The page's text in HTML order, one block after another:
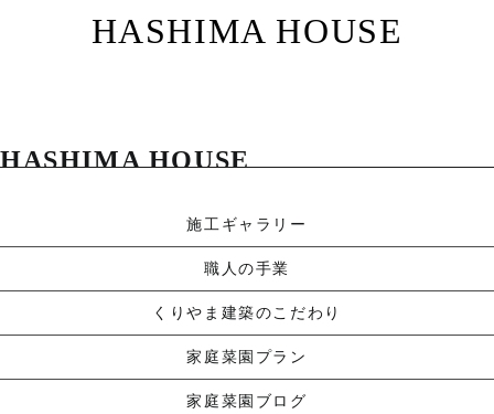
HASHIMA HOUSE
HASHIMA HOUSE
コメントはまだありません
|
Read More »
施工ギャラリー
職人の手業
くりやま建築のこだわり
家庭菜園プラン
家庭菜園ブログ